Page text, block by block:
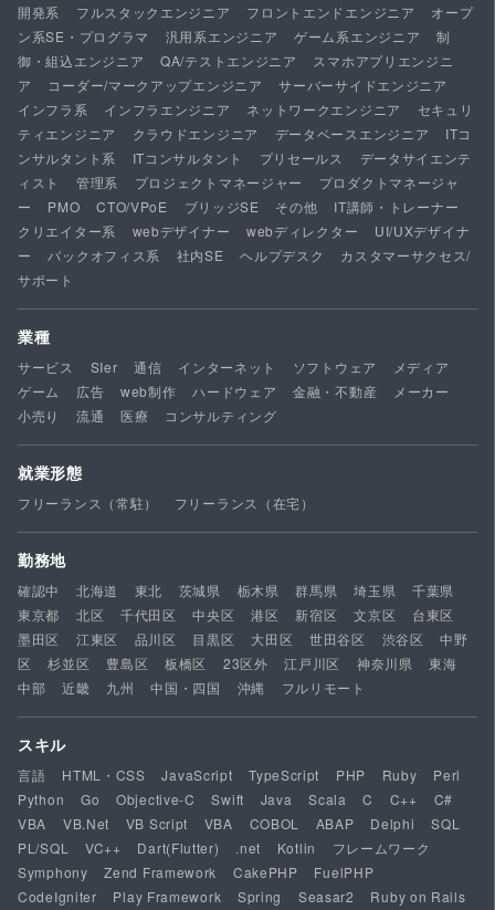
開発系 フルスタックエンジニア フロントエンドエンジニア
オープ
ン系SE・プログラマ
汎用系エンジニア ゲーム系エンジニア
制
御・組込エンジニア
QA/テストエンジニア
スマホアプリエンジニ
ア
コーダー/マークアップエンジニア
サーバーサイドエンジニア
インフラ系
インフラエンジニア ネットワークエンジニア
セキュリ
ティエンジニア
クラウドエンジニア データベースエンジニア
ITコ
ンサルタント系
ITコンサルタント プリセールス
データサイエンテ
ィスト
管理系 プロジェクトマネージャー
プロダクトマネージャ
ー
PMO CTO/VPoE ブリッジSE その他
IT講師・トレーナー
クリエイター系
webデザイナー webディレクター
UI/UXデザイナ
ー
バックオフィス系 社内SE ヘルプデスク
カスタマーサクセス/
サポート
業種
サービス SIer 通信 インターネット ソフトウェア
メディア
ゲーム
広告 web制作 ハードウェア 金融・不動産
メーカー
小売り
流通 医療 コンサルティング
就業形態
フリーランス（常駐） フリーランス（在宅）
勤務地
確認中 北海道 東北 茨城県 栃木県 群馬県 埼玉県
千葉県
東京都
北区 千代田区 中央区 港区 新宿区 文京区
台東区
墨田区
江東区 品川区 目黒区 大田区 世田谷区 渋谷区
中野
区
杉並区 豊島区 板橋区 23区外 江戸川区 神奈川県
東海
中部
近畿 九州 中国・四国 沖縄 フルリモート
スキル
言語 HTML・CSS JavaScript TypeScript PHP Ruby
Perl
Python
Go Objective-C Swift Java Scala C C++
C#
VBA
VB.Net VB Script VBA COBOL ABAP Delphi
SQL
PL/SQL
VC++ Dart(Flutter) .net Kotlin
フレームワーク
Symphony
Zend Framework CakePHP
FuelPHP
CodeIgniter
Play Framework Spring Seasar2
Ruby on Rails